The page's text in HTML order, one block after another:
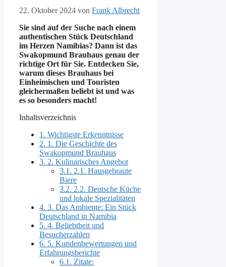
22. Oktober 2024 von Frank Albrecht
Sie sind auf der Suche nach einem
authentischen Stück Deutschland
im Herzen Namibias? Dann ist das
Swakopmund Brauhaus genau der
richtige Ort für Sie. Entdecken Sie,
warum dieses Brauhaus bei
Einheimischen und Touristen
gleichermaßen beliebt ist und was
es so besonders macht!
Inhaltsverzeichnis
1. Wichtigste Erkenntnisse
2. 1. Die Geschichte des
Swakopmund Brauhaus
3. 2. Kulinarisches Angebot
3.1. 2.1. Hausgebraute
Biere
3.2. 2.2. Deutsche Küche
und lokale Spezialitäten
4. 3. Das Ambiente: Ein Stück
Deutschland in Namibia
5. 4. Beliebtheit und
Besucherzahlen
6. 5. Kundenbewertungen und
Erfahrungsberichte
6.1. Zitate: